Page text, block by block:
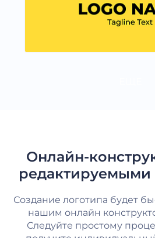
Онлайн-
Создание логотипа будет
нашим онлайн
Следуйте простому